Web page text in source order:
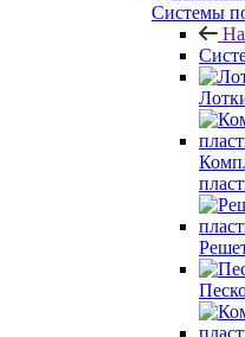
Системы